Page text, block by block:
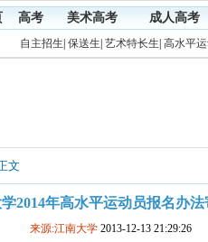
高考 美术高考 成人高考
自主招生 保送生 艺术特长生 高水平
文
2014年高水平运动员报名办
来源:江南大学 2013-12-13 21:29:26